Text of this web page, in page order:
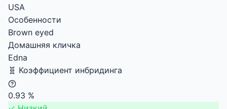
USA
Особенности
Brown eyed
Домашняя кличка
Edna
🧬 Коэффициент инбридинга
0.93 %